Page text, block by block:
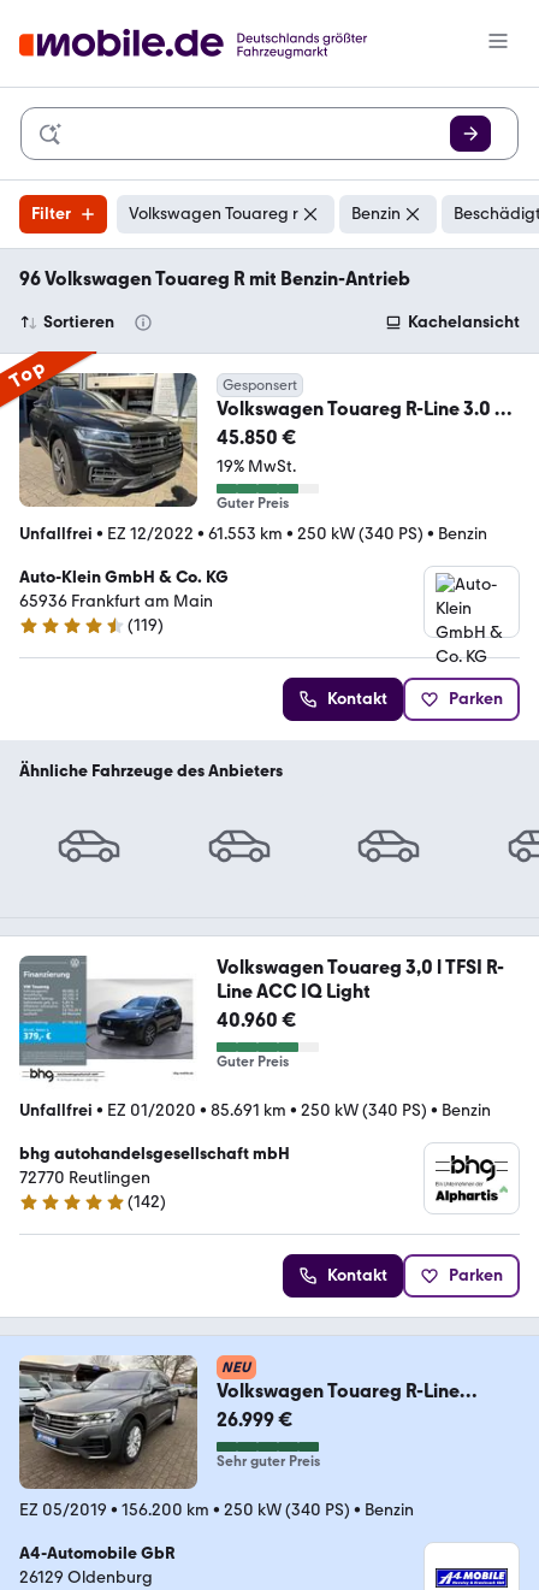
Filter Volkswagen Touareg r Benzin
96 Volkswagen Touareg R mit Benzin-Antrieb
Sortieren Kachelansicht
Top Gesponsert
Volkswagen Touareg R-Line 3.0 V6
TSI 4MOTION -Vollausstatt.
45.850 €
19% MwSt.
Guter Preis
Unfallfrei • EZ 12/2022 • 61.553 km • 250 kW (340 PS) • Benzin
Auto-Klein GmbH & Co. KG
65936 Frankfurt am Main
4.7 Sterne
(119)
Kontakt Parken
Ähnliche Fahrzeuge des Anbieters
Volkswagen Touareg 3,0 l TFSI R-
Line ACC IQ Light
40.960 €
Guter Preis
Unfallfrei • EZ 01/2020 • 85.691 km • 250 kW (340 PS) • Benzin
bhg autohandelsgesellschaft mbH
72770 Reutlingen
4.8 Sterne
(142)
Kontakt Parken
NEU
Volkswagen Touareg R-Line
4Motion Matrix Luft Head-Up
Carpl
26.999 €
Sehr guter Preis
EZ 05/2019 • 156.200 km • 250 kW (340 PS) • Benzin
A4-Automobile GbR
26129 Oldenburg